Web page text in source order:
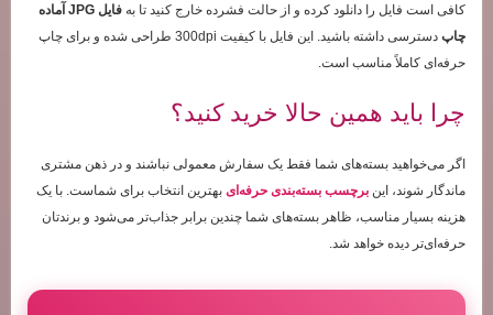
کافی است فایل را دانلود کرده و از حالت فشرده خارج کنید تا به
فایل JPG آماده
چاپ
دسترسی داشته باشید. این فایل با کیفیت 300dpi طراحی شده و برای چاپ
حرفه‌ای کاملاً مناسب است.
چرا باید همین حالا خرید کنید؟
اگر می‌خواهید بسته‌های شما فقط یک سفارش معمولی نباشند و در ذهن مشتری
ماندگار شوند، این برچسب بسته‌بندی حرفه‌ای بهترین انتخاب برای شماست. با یک
هزینه بسیار مناسب، ظاهر بسته‌های شما چندین برابر جذاب‌تر می‌شود و برندتان
حرفه‌ای‌تر دیده خواهد شد.